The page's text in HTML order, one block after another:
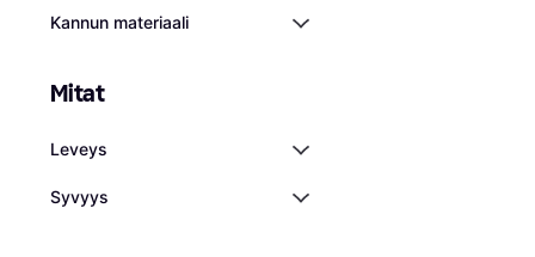
Kannun materiaali
Mitat
Leveys
Syvyys